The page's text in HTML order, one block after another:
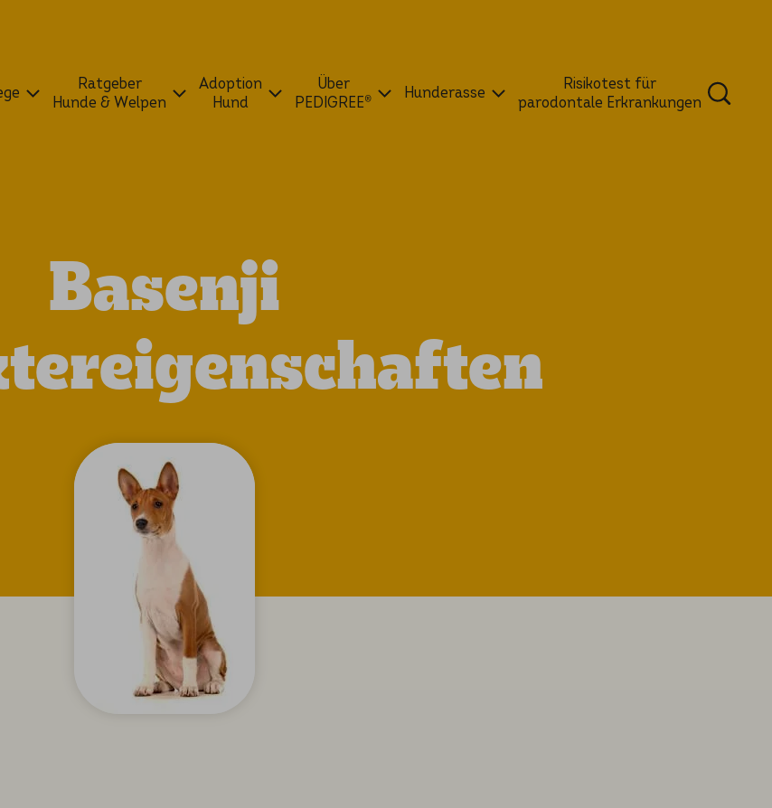
Ratgeber
Hunde & Welpen
Adoption
Hund
Über
PEDIGREE®
Hunderasse
Risikotest für
parodontale Erkrankungen
Basenji